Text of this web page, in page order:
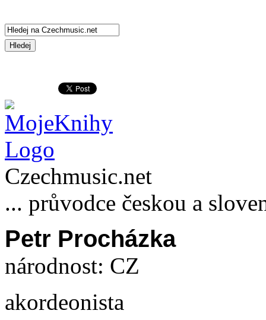
Czechmusic.net
... průvodce českou a
Petr Procházka
národnost: CZ
akordeonista